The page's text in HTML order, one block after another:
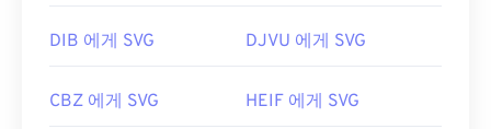
https://en.wikipedia.org/wiki/확장 가능_벡터_그래
DIB 에게 SVG DJVU 에게 SVG
CBZ 에게 SVG HEIF 에게 SVG